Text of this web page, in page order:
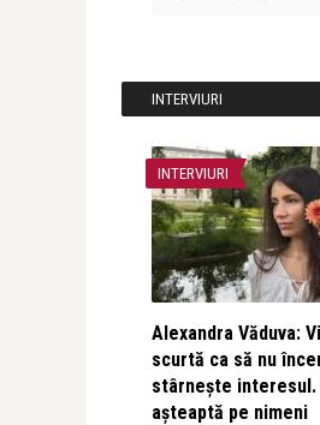
INTERVIURI
INTERVIURI
Alexandra Văduva:
scurtă ca să nu
stârnește interesul.
așteaptă pe nimeni